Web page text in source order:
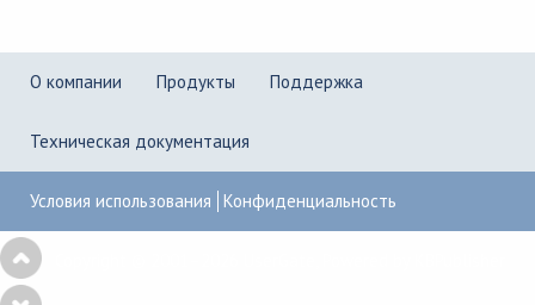
О компании Продукты Поддержка
Техническая документация
Условия использования Конфиденциальность